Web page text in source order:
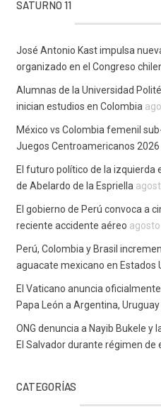
SATURNO 11
José Antonio Kast impulsa
organizado en el Congreso
Alumnas de la Universidad
inician estudios en Colombia
México vs Colombia femenil
Juegos Centroamericanos 2026
El futuro político de la izquierda
de Abelardo de la Espriella
El gobierno de Perú convoca a
reciente accidente aéreo
Perú, Colombia y Brasil
aguacate mexicano en Estados
El Vaticano anuncia
Papa León a Argentina, Uruguay
ONG denuncia a Nayib Bukele y
El Salvador durante régimen de
CATEGORÍAS